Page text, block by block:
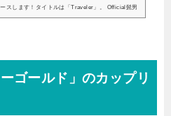
スします！タイトルは「Traveler」。 Official髭男
最新アルバムについて詳しく紹介していきます
ゴールド」のカップリ